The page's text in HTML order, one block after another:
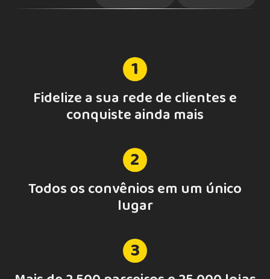
1
Fidelize a sua rede de clientes e
conquiste ainda mais
2
Todos os convênios em um único
lugar
3